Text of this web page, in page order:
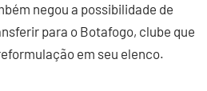
negou a possibilidade de
para o Botafogo, clube que
em seu elenco.